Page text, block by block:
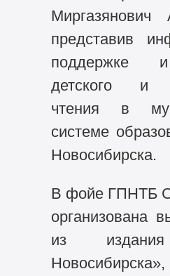
Миргазянович
представив
поддержке
детского и
чтения в
системе
Новосибирска.
В фойе ГПНТБ
организована
из